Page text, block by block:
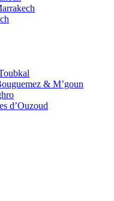
& M’goun
d’Ouzoud